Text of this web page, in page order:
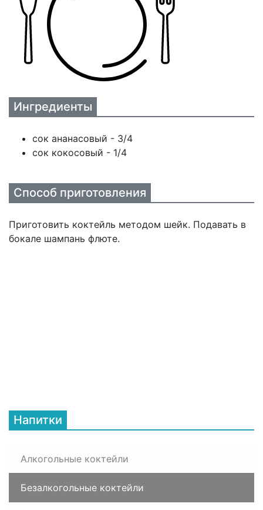
Ингредиенты
сок ананасовый - 3/4
сок кокосовый - 1/4
Способ приготовления
Приготовить коктейль методом шейк. Подавать в
бокале шампань флюте.
Напитки
Алкогольные коктейли
Безалкогольные коктейли